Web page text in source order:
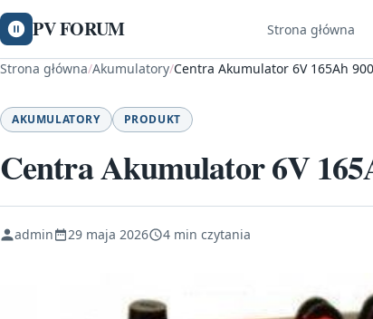
PV FORUM Strona główna
Strona główna/Akumulatory/Centra Akumulator 6V 165Ah
AKUMULATORY PRODUKT
Centra Akumulator 6V
admin 29 maja 2026 4 min czytania